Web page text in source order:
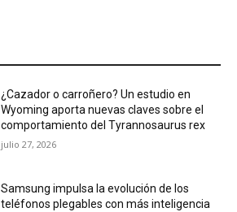
¿Cazador o carroñero? Un estudio en
Wyoming aporta nuevas claves sobre el
comportamiento del Tyrannosaurus rex
julio 27, 2026
Samsung impulsa la evolución de los
teléfonos plegables con más inteligencia